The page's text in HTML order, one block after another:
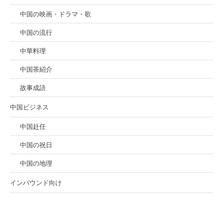
中国の映画・ドラマ・歌
中国の流行
中華料理
中国茶紹介
故事成語
中国ビジネス
中国赴任
中国の祝日
中国の地理
インバウンド向け